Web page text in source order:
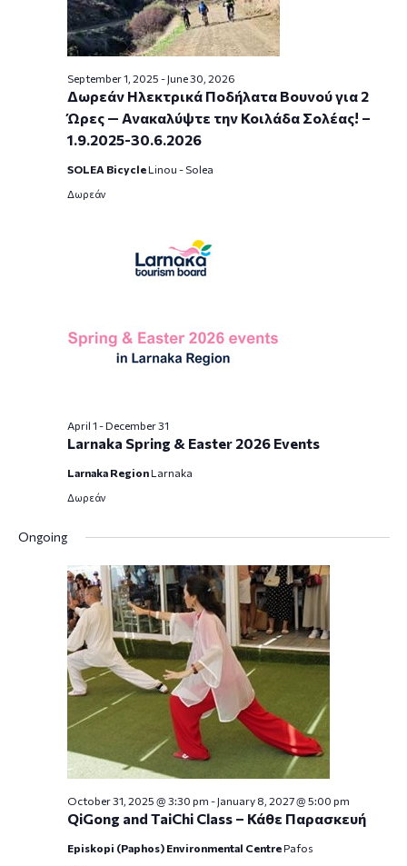
Δωρεάν Ηλεκτρικά Ποδήλατα Βουνού για 2
Ώρες — Ανακαλύψτε την Κοιλάδα Σολέας! –
1.9.2025-30.6.2026
September 1, 2025 - June 30, 2026
SOLEA Bicycle Linou - Solea
Δωρεάν
Larnaka Spring & Easter 2026 Events
April 1 - December 31
Larnaka Region Larnaka
Δωρεάν
Ongoing
QiGong and TaiChi Class – Κάθε Παρασκευή
October 31, 2025 @ 3:30 pm - January 8, 2027 @ 5:00 pm
Episkopi (Paphos) Environmental Centre Pafos